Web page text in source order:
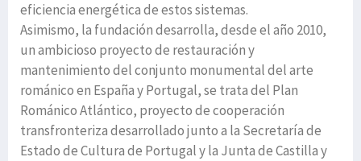
eficiencia energética de estos sistemas.
Asimismo, la fundación desarrolla, desde el año 2010,
un ambicioso proyecto de restauración y
mantenimiento del conjunto monumental del arte
románico en España y Portugal, se trata del Plan
Románico Atlántico, proyecto de cooperación
transfronteriza desarrollado junto a la Secretaría de
Estado de Cultura de Portugal y la Junta de Castilla y